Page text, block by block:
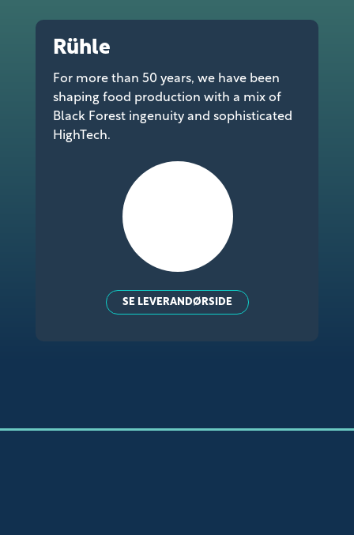
Rühle
For more than 50 years, we have been
shaping food production with a mix of
Black Forest ingenuity and sophisticated
HighTech.
SE LEVERANDØRSIDE